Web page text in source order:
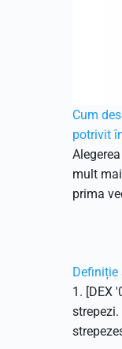
Cum
potrivit
mult
prima
Definiție
1. [DEX
strepezi.